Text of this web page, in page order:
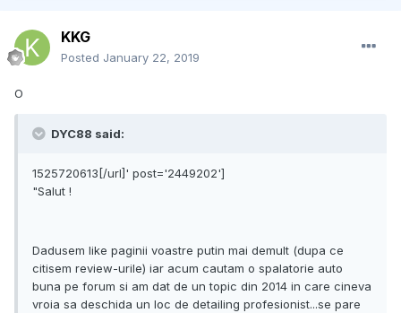
KKG
Posted January 22, 2019
O
DYC88 said:
1525720613[/url]' post='2449202']
"Salut !
Dadusem like paginii voastre putin mai demult (dupa ce
citisem review-urile) iar acum cautam o spalatorie auto
buna pe forum si am dat de un topic din 2014 in care cineva
vroia sa deschida un loc de detailing profesionist...se pare